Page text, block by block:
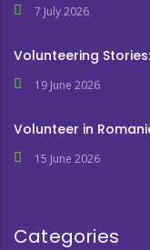
7 July 2026
Volunteering
19 June 2026
Volunteer in
15 June 2026
Categories